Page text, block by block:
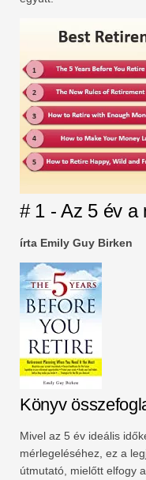
# 1 - Az 5 év a
írta Emily Guy Birken
Könyv
Mivel az 5 év ideális
mérlegeléséhez, ez a
útmutató, mielőtt elfogy